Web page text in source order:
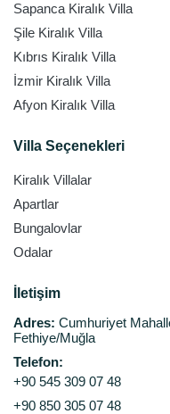
Sapanca Kiralık Villa
Şile Kiralık Villa
Kıbrıs Kiralık Villa
İzmir Kiralık Villa
Afyon Kiralık Villa
Villa Seçenekleri
Kiralık Villalar
Apartlar
Bungalovlar
Odalar
İletişim
Adres: Cumhuriyet
Fethiye/Muğla
Telefon:
+90 545 309 07 48
+90 850 305 07 48